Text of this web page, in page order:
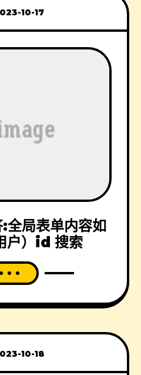
10-17
全局表单内容如
户）id 搜索
10-18